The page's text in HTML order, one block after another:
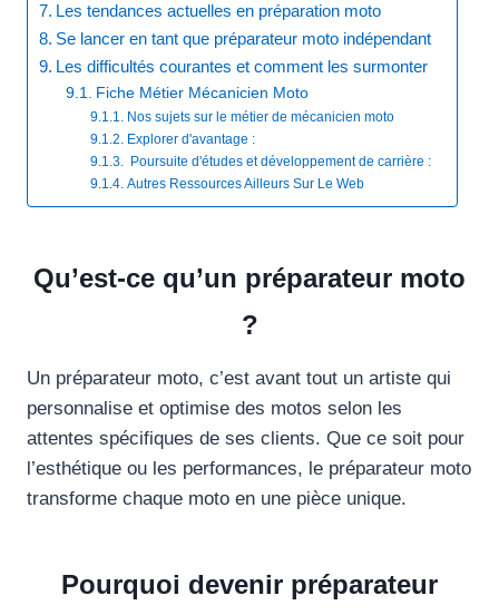
Les tendances actuelles en préparation moto
Se lancer en tant que préparateur moto indépendant
Les difficultés courantes et comment les surmonter
Fiche Métier Mécanicien Moto
Nos sujets sur le métier de mécanicien moto
Explorer d'avantage :
Poursuite d'études et développement de carrière : ​
Autres Ressources Ailleurs Sur Le Web​
Qu’est-ce qu’un préparateur moto
?
Un préparateur moto, c’est avant tout un artiste qui
personnalise et optimise des motos selon les
attentes spécifiques de ses clients. Que ce soit pour
l’esthétique ou les performances, le préparateur moto
transforme chaque moto en une pièce unique.
Pourquoi devenir préparateur